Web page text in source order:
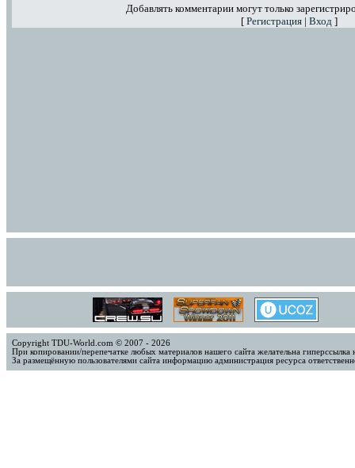
Добавлять комментарии могут только
[ Регистрация | Вход ]
Copyright TDU-World.com © 2007 - 2026
При копировании/перепечатке любых материалов нашего сайта желательна
За размещённую пользователями сайта информацию администрация ресурса